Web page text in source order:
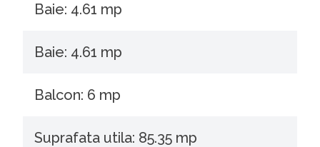
Baie: 4.61 mp
Baie: 4.61 mp
Balcon: 6 mp
Suprafata utila: 85.35 mp